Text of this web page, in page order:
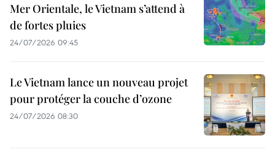
Mer Orientale, le Vietnam s’attend à
de fortes pluies
24/07/2026 09:45
Le Vietnam lance un nouveau projet
pour protéger la couche d’ozone
24/07/2026 08:30